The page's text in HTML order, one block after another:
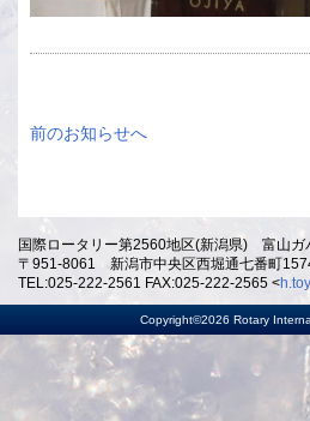
前のお知らせへ
国際ロータリー第2560地区(新潟県) 富山ガ
〒951-8061 新潟市中央区西堀通七番町
TEL:025-222-2561 FAX:025-222-2565 <
Copyright©2026 Rotary